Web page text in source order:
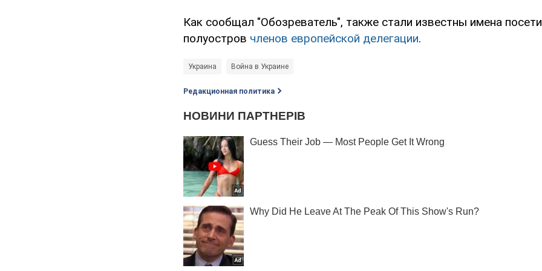
Как сообщал "Обозреватель", также стали известны имена
полуостров членов европейской делегации.
Украина Война в Украине
Редакционная политика